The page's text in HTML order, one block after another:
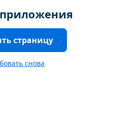
страницу
снова